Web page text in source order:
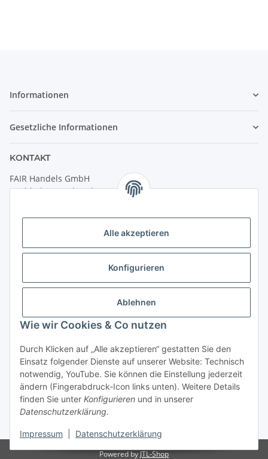
Alle akzeptieren
Konfigurieren
Ablehnen
Wie wir Cookies & Co nutzen
Durch Klicken auf „Alle akzeptieren“ gestatten Sie den
Einsatz folgender Dienste auf unserer Website: Technisch
notwendig, YouTube. Sie können die Einstellung jederzeit
ändern (Fingerabdruck-Icon links unten). Weitere Details
finden Sie unter Konfigurieren und in unserer
Datenschutzerklärung.
Impressum Datenschutzerklärung
Informationen
Gesetzliche Informationen
KONTAKT
FAIR Handels GmbH
(Weltladen Innsbruck)
6020 Innsbruck
Öffnungszeiten:
Vertrag widerrufen
Powered byJTL-Shop